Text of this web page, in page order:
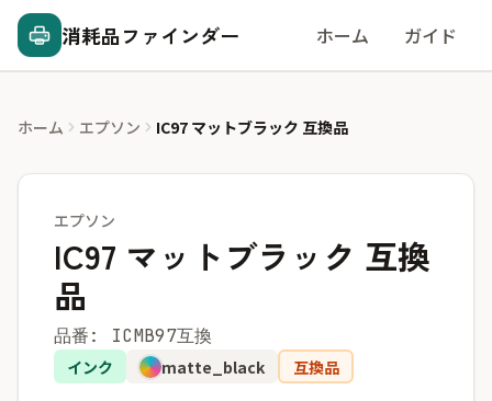
消耗品ファインダー ホーム ガイド
ホーム エプソン IC97 マットブラック 互換品
エプソン
IC97 マットブラック 互換
品
品番: ICMB97互換
インク matte_black 互換品